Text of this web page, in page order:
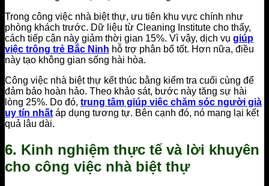
Trong công việc nhà biệt thự, ưu tiên khu vực chính như
phòng khách trước. Dữ liệu từ Cleaning Institute cho thấy,
cách tiếp cận này giảm thời gian 15%. Vì vậy, dịch vụ giúp
việc trông trẻ Bắc Ninh hỗ trợ phân bổ tốt. Hơn nữa, điều
này tạo không gian sống hài hòa.
Công việc nhà biệt thự kết thúc bằng kiểm tra cuối cùng để
đảm bảo hoàn hảo. Theo khảo sát, bước này tăng sự hài
lòng 25%. Do đó, trung tâm giúp việc chăm sóc người già
uy tín nhất áp dụng tương tự. Bên cạnh đó, nó mang lại kết
quả lâu dài.
6. Kinh nghiệm thực tế và lời khuyên
cho công việc nhà biệt thự